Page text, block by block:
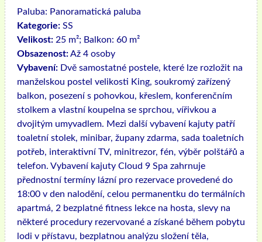
Paluba: Panoramatická paluba
Kategorie: SS
Velikost: 25 m²; Balkon: 60 m²
Obsazenost:Až 4 osoby
Vybavení: Dvě samostatné postele, které lze rozložit na
manželskou postel velikosti King, soukromý zařízený
balkon, posezení s pohovkou, křeslem, konferenčním
stolkem a vlastní koupelna se sprchou, vířivkou a
dvojitým umyvadlem. Mezi další vybavení kajuty patří
toaletní stolek, minibar, župany zdarma, sada toaletních
potřeb, interaktivní TV, minitrezor, fén, výběr polštářů a
telefon. Vybavení kajuty Cloud 9 Spa zahrnuje
přednostní termíny lázní pro rezervace provedené do
18:00 v den nalodění, celou permanentku do termálních
apartmá, 2 bezplatné fitness lekce na hosta, slevy na
některé procedury rezervované a získané během pobytu
lodi v přístavu, bezplatnou analýzu složení těla,